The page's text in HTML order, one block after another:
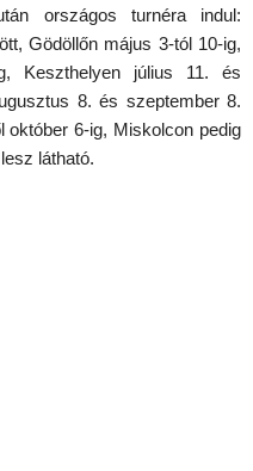
országos turnéra indul:
Gödöllőn május 3-tól 10-ig,
Keszthelyen július 11. és
8. és szeptember 8.
október 6-ig, Miskolcon pedig
látható.